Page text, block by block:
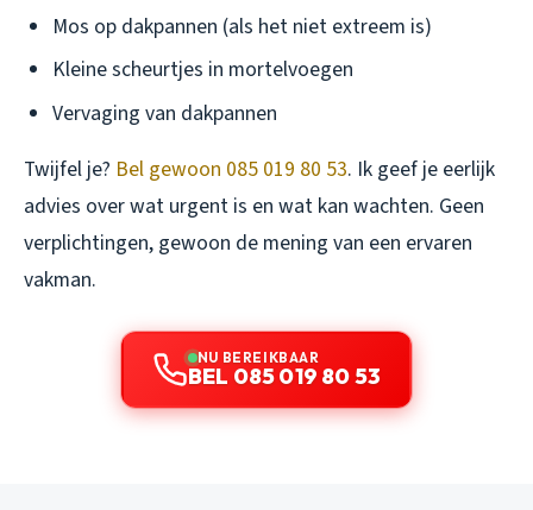
Mos op dakpannen (als het niet extreem is)
Kleine scheurtjes in mortelvoegen
Vervaging van dakpannen
Twijfel je? Bel gewoon 085 019 80 53. Ik geef je eerlijk
advies over wat urgent is en wat kan wachten. Geen
verplichtingen, gewoon de mening van een ervaren
vakman.
NU BEREIKBAAR
BEL 085 019 80 53